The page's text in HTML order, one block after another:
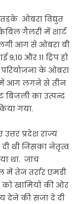
ओबरा विद्युत
गैलरी में शार्ट
आग से ओबरा बी
और 11 ट्रिप हो
परियोजना के ओबरा
में आग लगने से तीन
बिजली का उत्पन्द
गया.
प्रदेश राज्य
थी जिसका नेतृत्व
था. जांच
तेज तर्रार एमडी
खामियों की ओर
देने की सजा दे दी